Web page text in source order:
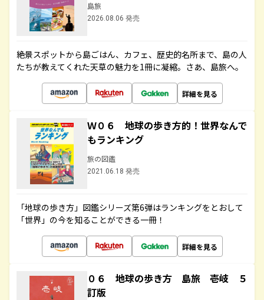
島旅
2026.08.06 発売
絶景スポットから島ごはん、カフェ、歴史的名所まで、島の人
たちが教えてくれた天草の魅力を1冊に凝縮。さあ、島旅へ。
詳細を見る
Ｗ０６ 地球の歩き方的！世界なんで
もランキング
旅の図鑑
2021.06.18 発売
「地球の歩き方」図鑑シリーズ第6弾はランキングをとおして
「世界」の今を知ることができる一冊！
詳細を見る
０６ 地球の歩き方 島旅 壱岐 ５
訂版